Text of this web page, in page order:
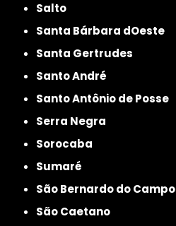
Salto
Santa Bárbara dOeste
Santa Gertrudes
Santo André
Santo Antônio de Posse
Serra Negra
Sorocaba
Sumaré
São Bernardo do Campo
São Caetano